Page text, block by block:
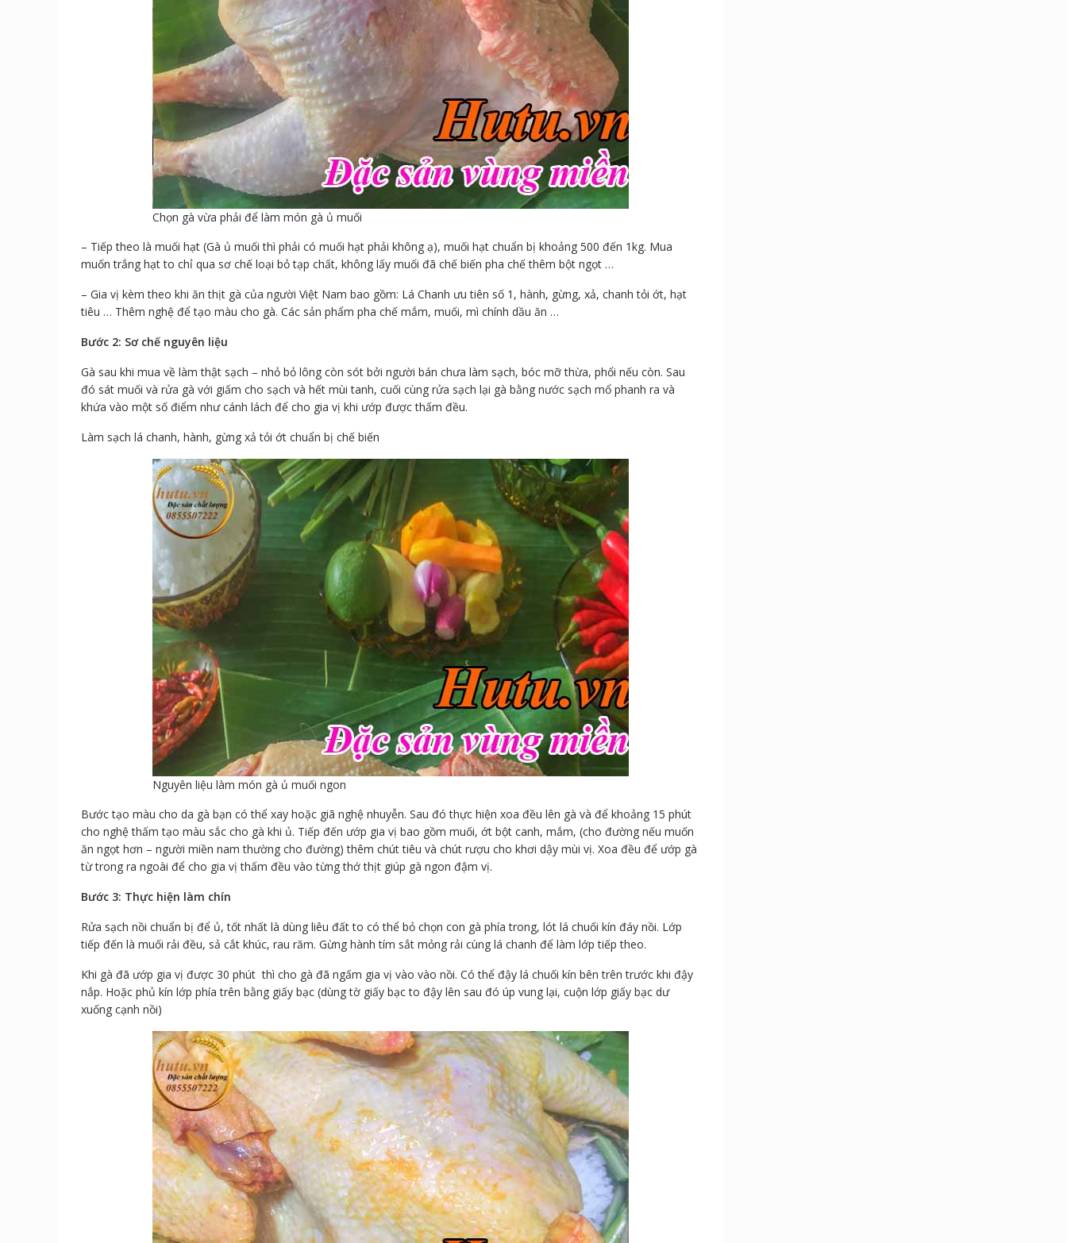
Chọn gà vừa phải để làm món gà ủ muối
– Tiếp theo là muối hạt (Gà ủ muối thì phải có muối hạt phải không ạ), muối hạt chuẩn bị khoảng 500 đến 1kg. Mua
muốn trắng hạt to chỉ qua sơ chế loại bỏ tạp chất, không lấy muối đã chế biến pha chế thêm bột ngọt …
– Gia vị kèm theo khi ăn thịt gà của người Việt Nam bao gồm: Lá Chanh ưu tiên số 1, hành, gừng, xả, chanh tỏi ớt, hạt
tiêu … Thêm nghệ để tạo màu cho gà. Các sản phẩm pha chế mắm, muối, mì chính dầu ăn …
Bước 2: Sơ chế nguyên liệu
Gà sau khi mua về làm thật sạch – nhỏ bỏ lông còn sót bởi người bán chưa làm sạch, bóc mỡ thừa, phổi nếu còn. Sau
đó sát muối và rửa gà với giấm cho sạch và hết mùi tanh, cuối cùng rửa sạch lại gà bằng nước sạch mổ phanh ra và
khứa vào một số điểm như cánh lách để cho gia vị khi ướp được thấm đều.
Làm sạch lá chanh, hành, gừng xả tỏi ớt chuẩn bị chế biến
Nguyên liệu làm món gà ủ muối ngon
Bước tạo màu cho da gà bạn có thể xay hoặc giã nghệ nhuyễn. Sau đó thực hiện xoa đều lên gà và để khoảng 15 phút
cho nghệ thấm tạo màu sắc cho gà khi ủ. Tiếp đến ướp gia vị bao gồm muối, ớt bột canh, mắm, (cho đường nếu muốn
ăn ngọt hơn – người miền nam thường cho đường) thêm chút tiêu và chút rượu cho khơi dậy mùi vị. Xoa đều để ướp gà
từ trong ra ngoài để cho gia vị thấm đều vào từng thớ thịt giúp gà ngon đậm vị.
Bước 3: Thực hiện làm chín
Rửa sạch nồi chuẩn bị để ủ, tốt nhất là dùng liêu đất to có thể bỏ chọn con gà phía trong, lót lá chuối kín đáy nồi. Lớp
tiếp đến là muối rải đều, sả cắt khúc, rau răm. Gừng hành tím sắt mỏng rải cùng lá chanh để làm lớp tiếp theo.
Khi gà đã ướp gia vị được 30 phút thì cho gà đã ngấm gia vị vào vào nồi. Có thể đậy lá chuối kín bên trên trước khi đậy
nắp. Hoặc phủ kín lớp phía trên bằng giấy bạc (dùng tờ giấy bạc to đậy lên sau đó úp vung lại, cuộn lớp giấy bạc dư
xuống cạnh nồi)